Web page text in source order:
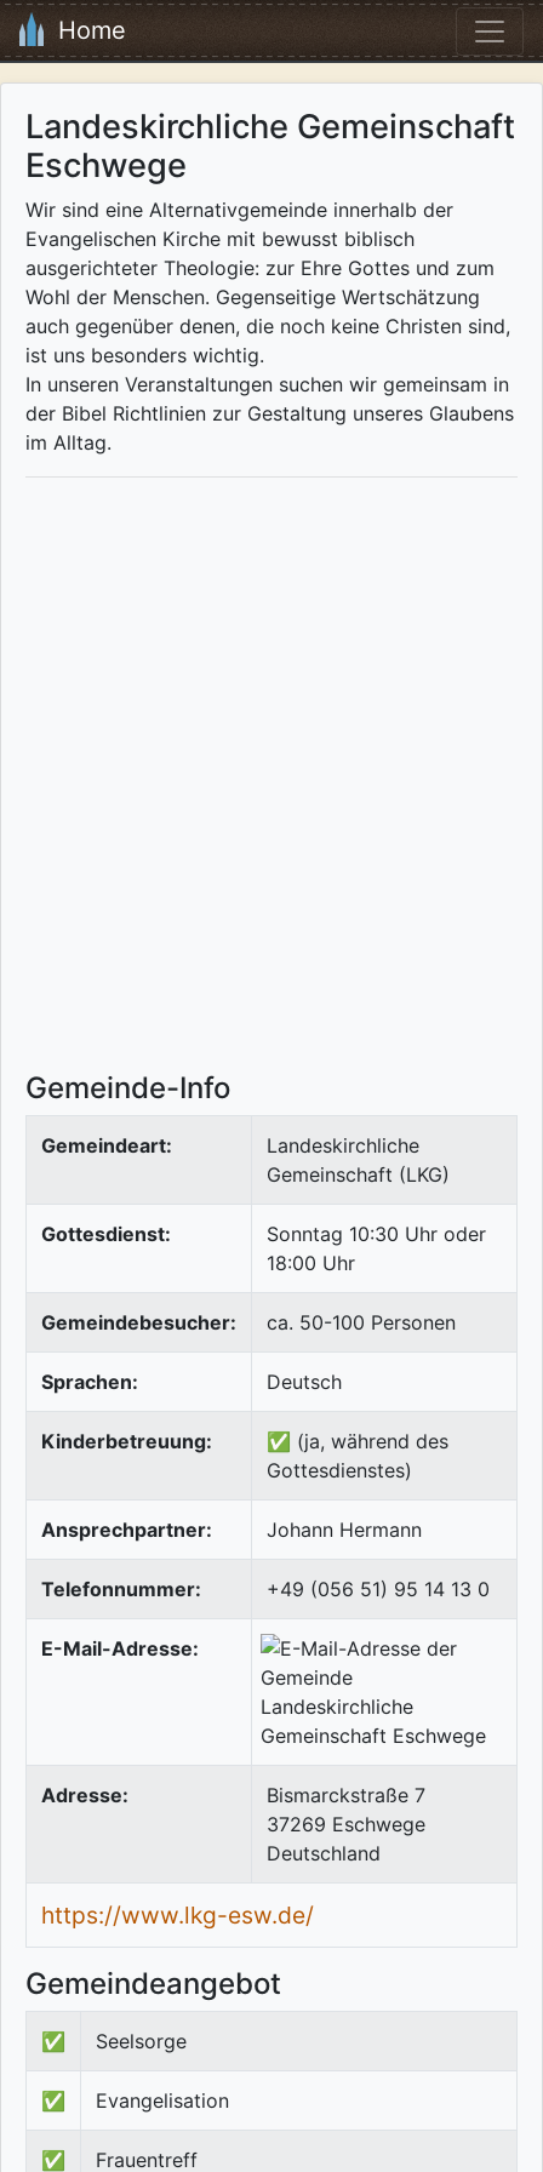
Home
Landeskirchliche Gemeinschaft
Eschwege
Wir sind eine Alternativgemeinde innerhalb der
Evangelischen Kirche mit bewusst biblisch
ausgerichteter Theologie: zur Ehre Gottes und zum
Wohl der Menschen. Gegenseitige Wertschätzung
auch gegenüber denen, die noch keine Christen sind,
ist uns besonders wichtig.
In unseren Veranstaltungen suchen wir gemeinsam in
der Bibel Richtlinien zur Gestaltung unseres Glaubens
im Alltag.
Gemeinde-Info
Gemeindeart:
Landeskirchliche
Gemeinschaft (LKG)
Gottesdienst:
Sonntag 10:30 Uhr oder
18:00 Uhr
Gemeindebesucher: ca. 50-100 Personen
Sprachen: Deutsch
Kinderbetreuung:
✅ (ja, während des
Gottesdienstes)
Ansprechpartner: Johann Hermann
Telefonnummer: +49 (056 51) 95 14 13 0
E-Mail-Adresse:
Adresse:
Bismarckstraße 7
37269 Eschwege
Deutschland
https://www.lkg-esw.de/
Gemeindeangebot
✅ Seelsorge
✅ Evangelisation
✅ Frauentreff